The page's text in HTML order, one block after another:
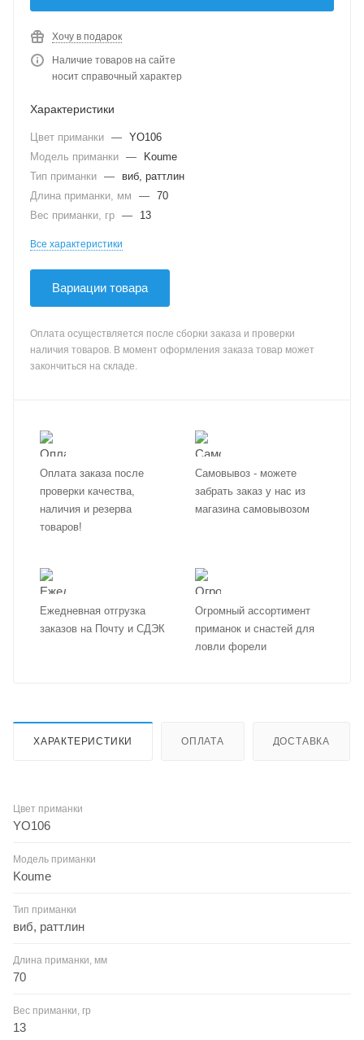
Хочу в подарок
Наличие товаров на сайте
носит справочный характер
Характеристики
Цвет приманки — YO106
Модель приманки —
Koume
Тип приманки —
виб, раттлин
Длина приманки, мм
— 70
Вес приманки, гр — 13
Все характеристики
Вариации товара
Оплата осуществляется после сборки заказа и проверки
наличия товаров. В момент оформления заказа товар может
закончиться на складе.
Оплата заказа после
проверки качества,
наличия и резерва
товаров!
Самовывоз - можете
забрать заказ у нас из
магазина самовывозом
Ежедневная отгрузка
заказов на Почту и СДЭК
Огромный ассортимент
приманок и снастей для
ловли форели
ХАРАКТЕРИСТИКИ ОПЛАТА ДОСТАВКА
Цвет приманки
YO106
Модель приманки
Koume
Тип приманки
виб, раттлин
Длина приманки, мм
70
Вес приманки, гр
13